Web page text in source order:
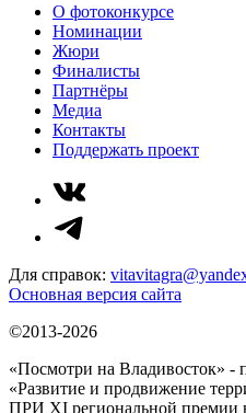
О фотоконкурсе
Номинации
Жюри
Финалисты
Партнёры
Медиа
Контакты
Поддержать проект
Для справок:
Основная версия сайта
©2013-2026
«Посмотри на Владивосток» -
«Развитие и продвижение
ПРИ XI региональной премии